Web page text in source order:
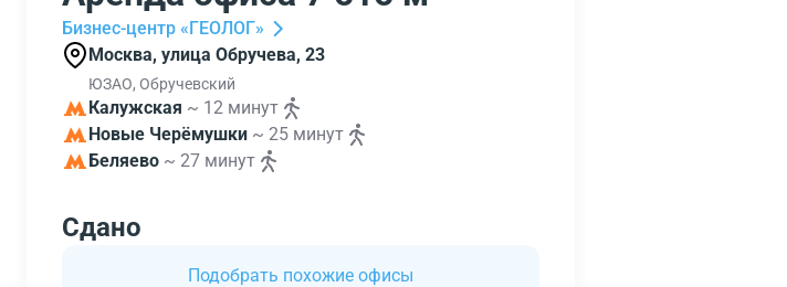
Бизнес-центр «ГЕОЛОГ»
Москва, улица Обручева, 23
ЮЗАО, Обручевский
Калужская ~ 12 минут
Новые Черёмушки ~ 25 минут
Беляево ~ 27 минут
Сдано
Подобрать похожие офисы